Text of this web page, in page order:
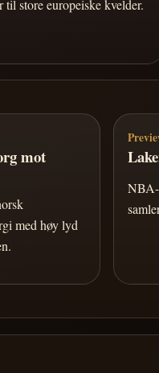
store europeiske kvelder.
mot
med høy lyd